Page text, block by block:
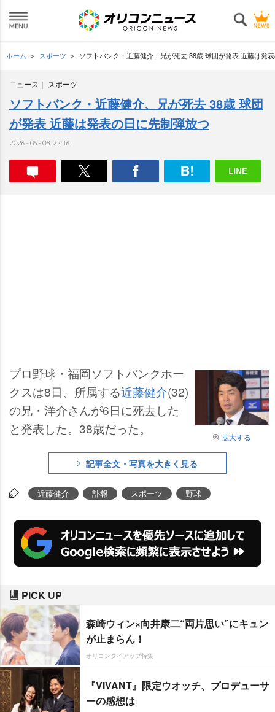
ホーム スポーツ ソフトバンク・近藤健介、兄が死去 38歳 球団が発表 近藤は発
ニュース スポーツ
ソフトバンク・近藤健介、兄が死去 38歳 球団
が発表 近藤は発表の日に先制弾放つ
2026-05-08 22:16
拡大する
プロ野球・福岡ソフトバンクホー
クスは8日、所属する近藤健介(32)
の兄・洋介さんが6日に死去した
と発表した。38歳だった。
記事全文・写真を大きく見る
近藤健介 訃報 スポーツ 野球
PICK UP
森崎ウィン×向井康二“両片思い”にキュン
が止まらん！
オリコンタイアップ特集
『VIVANT』限定ウオッチ、プロデューサ
ーの感想は